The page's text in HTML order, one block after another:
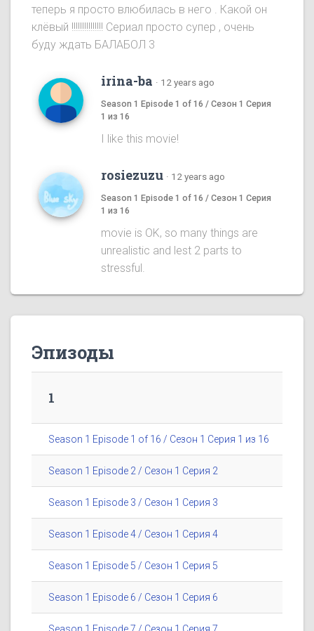
теперь я просто влюбилась в него . Какой он
клёвый !!!!!!!!!!!!!!! Сериал просто супер , очень
буду ждать БАЛАБОЛ 3
irina-ba · 12 years ago
Season 1 Episode 1 of 16 / Сезон 1 Серия
1 из 16
I like this movie!
rosiezuzu · 12 years ago
Season 1 Episode 1 of 16 / Сезон 1 Серия
1 из 16
movie is OK, so many things are
unrealistic and lest 2 parts to
stressful.
Эпизоды
1
Season 1 Episode 1 of 16 / Сезон 1 Серия 1 из 16
Season 1 Episode 2 / Сезон 1 Серия 2
Season 1 Episode 3 / Сезон 1 Серия 3
Season 1 Episode 4 / Сезон 1 Серия 4
Season 1 Episode 5 / Сезон 1 Серия 5
Season 1 Episode 6 / Сезон 1 Серия 6